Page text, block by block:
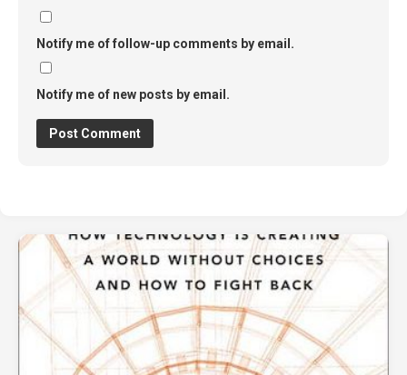
Notify me of follow-up comments by email.
Notify me of new posts by email.